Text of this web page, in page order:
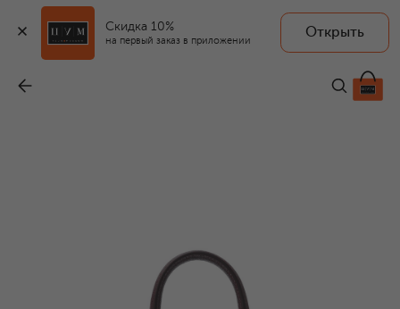
Скидка 10%
на первый заказ в приложении
Открыть
181 500 ₽